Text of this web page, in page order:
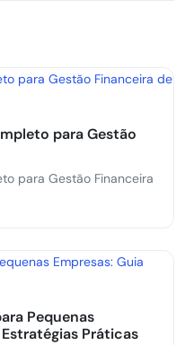
para Gestão
para Gestão Financeira
Pequenas
Práticas